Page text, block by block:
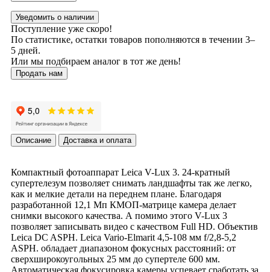
Уведомить о наличии
Поступление уже скоро!
По статистике, остатки товаров пополняются в течении 3–
5 дней.
Или мы подбираем аналог в тот же день!
Продать нам
Описание Доставка и оплата
Компактный фотоаппарат Leica V-Lux 3. 24-кратный
супертелезум позволяет снимать ландшафты так же легко,
как и мелкие детали на переднем плане. Благодаря
разработанной 12,1 Мп КМОП-матрице камера делает
снимки высокого качества. А помимо этого V-Lux 3
позволяет записывать видео с качеством Full HD. Объектив
Leica DC ASPH. Leica Vario-Elmarit 4,5-108 мм f/2,8-5,2
ASPH. обладает диапазоном фокусных расстояний: от
сверхширокоугольных 25 мм до супертеле 600 мм.
Автоматическая фокусировка камеры успевает сработать за